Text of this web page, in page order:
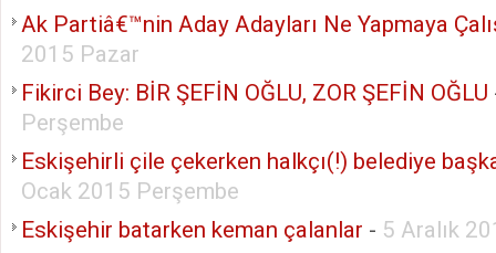
Ak Partiâ€™nin Aday Adayları Ne Yapmaya
2015 Pazar
Fikirci Bey: BİR ŞEFİN OĞLU, ZOR ŞEFİN OĞLU
Perşembe
Eskişehirli çile çekerken halkçı(!) belediye
Ocak 2015 Perşembe
Eskişehir batarken keman çalanlar - 5 Aralık